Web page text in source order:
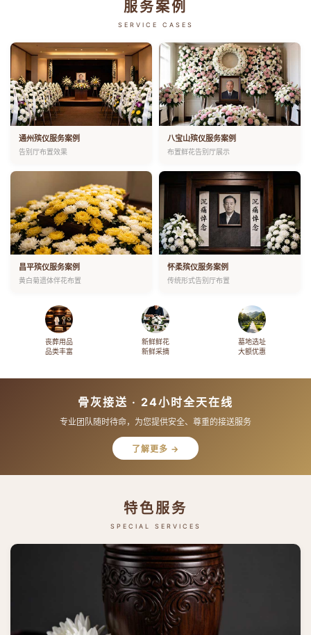
服务案例
SERVICE CASES
通州殡仪服务案例
告别厅布置效果
八宝山殡仪服务案例
布置鲜花告别厅展示
昌平殡仪服务案例
黄白菊遗体伴花布置
怀柔殡仪服务案例
传统形式告别厅布置
丧葬用品
品类丰富
新鲜鲜花
新鲜采摘
墓地选址
大额优惠
骨灰接送 · 24小时全天在线
专业团队随时待命，为您提供安全、尊重的接送服务
了解更多 →
特色服务
SPECIAL SERVICES